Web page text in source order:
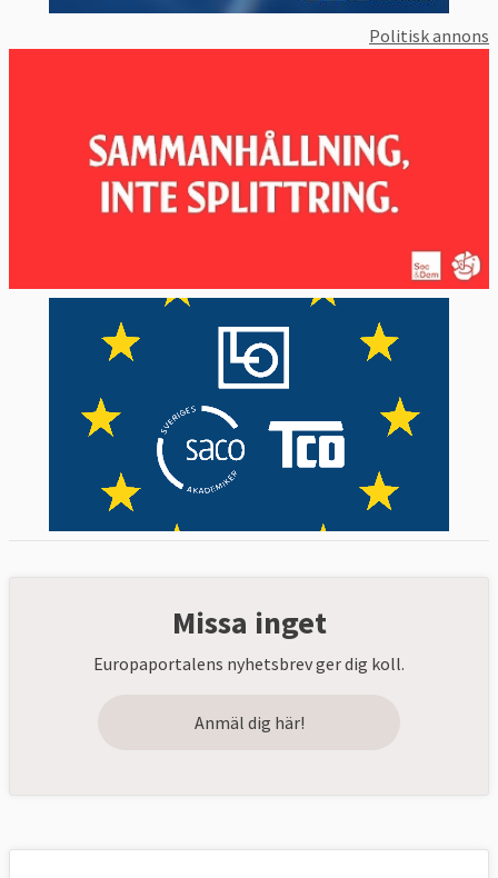
Politisk annons
Missa inget
Europaportalens nyhetsbrev ger dig koll.
Anmäl dig här!